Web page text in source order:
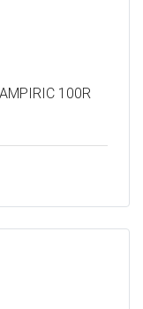
100R